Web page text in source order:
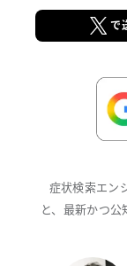
で
症状検索エン
と、最新かつ公